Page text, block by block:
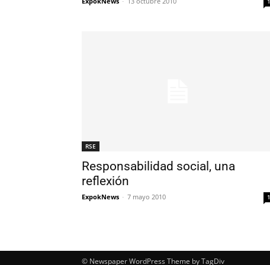
RSE
Responsabilidad social, una
reflexión
ExpokNews - 7 mayo 2010 1
© Newspaper WordPress Theme by TagDiv